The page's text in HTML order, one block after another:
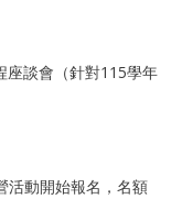
座談會（針對115學年
活動開始報名，名額